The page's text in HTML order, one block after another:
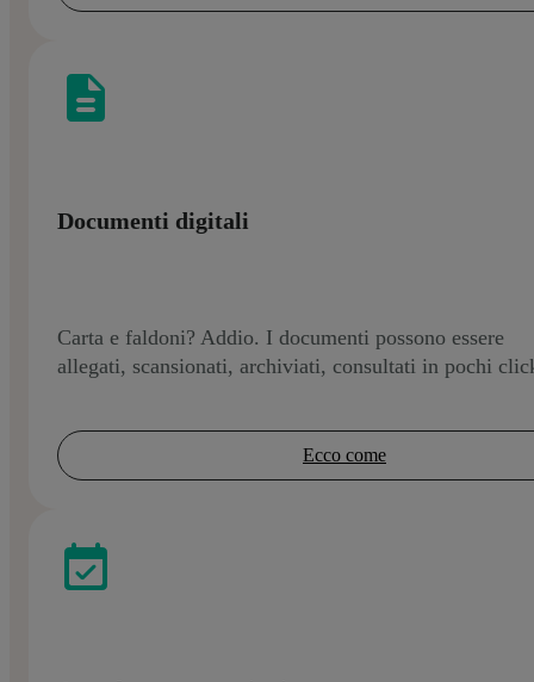
Documenti digitali
Carta e faldoni? Addio. I documenti possono essere
allegati, scansionati, archiviati, consultati in pochi
Ecco come